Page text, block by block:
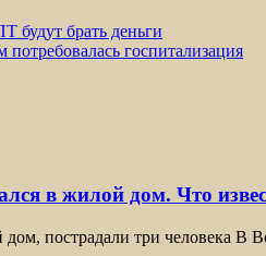
брать деньги
госпитализация
в жилой дом. Что
пострадали три человека